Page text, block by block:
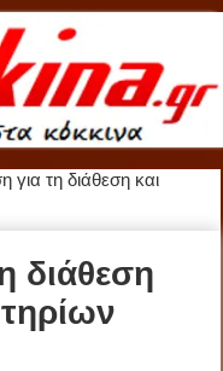
για τη διάθεση και
διάθεση